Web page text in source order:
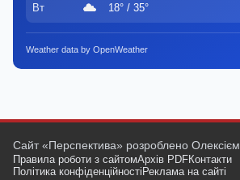
Вт 18° / 35°
Weather data by OpenWeather
Сайт «Перспектива» розроблено Олексієм
Правила роботи з сайтомАрхів PDFКонтакти
Політика конфіденційності Реклама на сайті